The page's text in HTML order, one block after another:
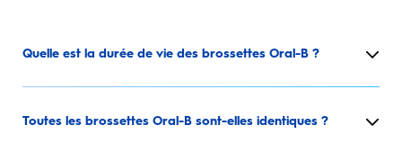
Quelle est la durée de vie des brossettes Oral-B ?
Toutes les brossettes Oral-B sont-elles identiques ?